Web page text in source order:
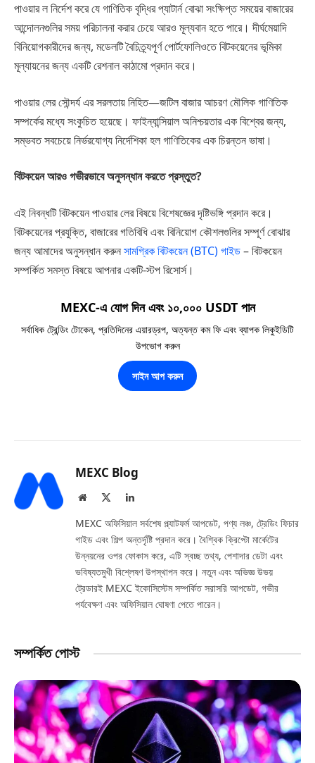
পাওয়ার ল নির্দেশ করে যে গাণিতিক বৃদ্ধির প্যাটার্ন বোঝা সংক্ষিপ্ত সময়ের বাজারের
আন্দোলনগুলির সময় পরিচালনা করার চেয়ে আরও মূল্যবান হতে পারে। দীর্ঘমেয়াদি
বিনিয়োগকারীদের জন্য, মডেলটি বৈচিত্র্যপূর্ণ পোর্টফোলিওতে বিটকয়েনের ভূমিকা
মূল্যায়নের জন্য একটি রেশনাল কাঠামো প্রদান করে।
পাওয়ার লের সৌন্দর্য এর সরলতায় নিহিত—জটিল বাজার আচরণ মৌলিক গাণিতিক
সম্পর্কের মধ্যে সংকুচিত হয়েছে। ফাইন্যান্সিয়াল অনিশ্চয়তার এক বিশ্বের জন্য,
সম্ভবত সবচেয়ে নির্ভরযোগ্য নির্দেশিকা হল গাণিতিকের এক চিরন্তন ভাষা।
বিটকয়েন আরও গভীরভাবে অনুসন্ধান করতে প্রস্তুত?
এই নিবন্ধটি বিটকয়েন পাওয়ার লের বিষয়ে বিশেষজ্ঞের দৃষ্টিভঙ্গি প্রদান করে।
বিটকয়েনের প্রযুক্তি, বাজারের গতিবিধি এবং বিনিয়োগ কৌশলগুলির সম্পূর্ণ বোঝার
জন্য আমাদের অনুসন্ধান করুনসামগ্রিক বিটকয়েন (BTC) গাইড– বিটকয়েন
সম্পর্কিত সমস্ত বিষয়ে আপনার একটি-স্টপ রিসোর্স।
MEXC-এ যোগ দিন এবং ১০,০০০ USDT পান
সর্বাধিক ট্রেন্ডিং টোকেন, প্রতিদিনের এয়ারড্রপ, অত্যন্ত কম ফি এবং ব্যাপক লিকুইডিটি
উপভোগ করুন
সাইন আপ করুন
MEXC Blog
Website LinkedIn
MEXC অফিসিয়াল সর্বশেষ প্ল্যাটফর্ম আপডেট, পণ্য লঞ্চ, ট্রেডিং ফিচার
গাইড এবং শিল্প অন্তর্দৃষ্টি প্রদান করে। বৈশ্বিক ক্রিপ্টো মার্কেটের
উন্নয়নের ওপর ফোকাস করে, এটি স্বচ্ছ তথ্য, পেশাদার ডেটা এবং
ভবিষ্যতমুখী বিশ্লেষণ উপস্থাপন করে। নতুন এবং অভিজ্ঞ উভয়
ট্রেডারই MEXC ইকোসিস্টেম সম্পর্কিত সরাসরি আপডেট, গভীর
পর্যবেক্ষণ এবং অফিসিয়াল ঘোষণা পেতে পারেন।
সম্পর্কিত পোস্ট